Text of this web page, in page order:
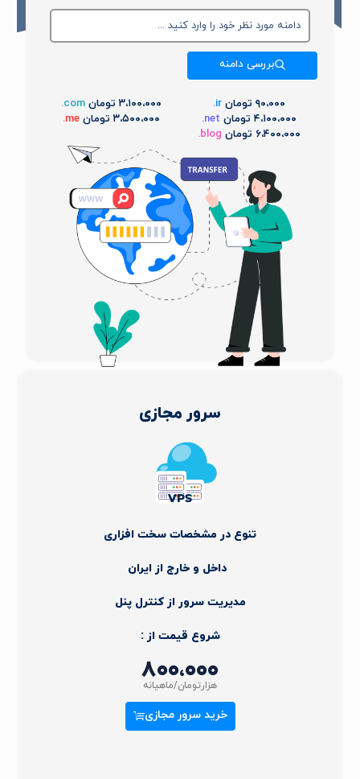
بررسی دامنه
۹۰،۰۰۰ تومان ir. ۳،۱۰۰،۰۰۰ تومان
com.
۴،۱۰۰،۰۰۰ تومان
net. ۳،۵۰۰،۰۰۰ تومان
me.
۶،۴۰۰،۰۰۰ تومان
blog.
سرور مجازی
VPS
تنوع در مشخصات سخت افزاری
داخل و خارج از ایران
مدیریت سرور از کنترل پنل
شروع قیمت از :
۸۰۰،۰۰۰
هزارتومان/ماهیانه
خرید سرور مجازی